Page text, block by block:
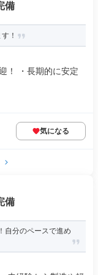
備
！
！ ・長期的に安定
気になる
備
自分のペースで進め